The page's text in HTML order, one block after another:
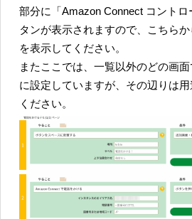
部分に「Amazon Connect コント
タンが表示されますので、こちら
を表示してください。
またここでは、一覧以外のどの画
に設定していますが、その辺りは
ください。